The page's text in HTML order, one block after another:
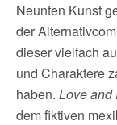
Neunten Kunst
der
dieser vielfach
und Charaktere
haben. Love and
dem fiktiven